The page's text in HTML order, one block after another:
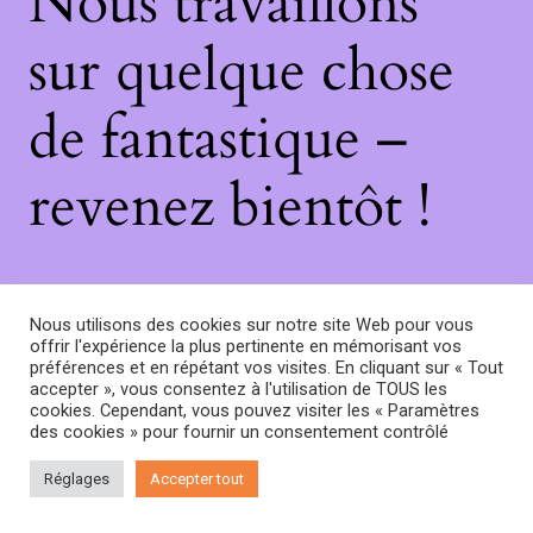
sur quelque chose
de fantastique –
revenez bientôt !
Nous utilisons des cookies sur notre site Web pour vous
offrir l'expérience la plus pertinente en mémorisant vos
préférences et en répétant vos visites. En cliquant sur « Tout
accepter », vous consentez à l'utilisation de TOUS les
cookies. Cependant, vous pouvez visiter les « Paramètres
des cookies » pour fournir un consentement contrôlé
Réglages Accepter tout